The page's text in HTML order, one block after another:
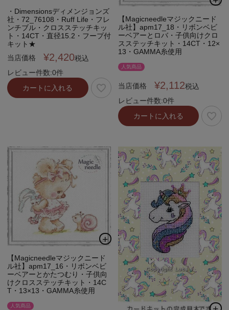
・Dimensionsディメンジョンズ
社・72_76108・Ruff Life・フレ
ンチブル・クロスステッチキッ
ト・14CT・直径15.2・フープ付
キット★
当店価格
¥2,420税込
レビュー件数:0件
カートに入れる
【Magicneedleマジックニード
ル社】apm17_18・リボンベビ
ーベアーとロバ・子供向けクロ
スステッチキット・14CT・12×
13・GAMMA糸使用
人気商品
当店価格 ¥2,112税込
レビュー件数:0件
カートに入れる
【Magicneedleマジックニード
ル社】apm17_16・リボンベビ
ーベアーとかたつむり・子供向
けクロスステッチキット・14C
T・13×13・GAMMA糸使用
人気商品